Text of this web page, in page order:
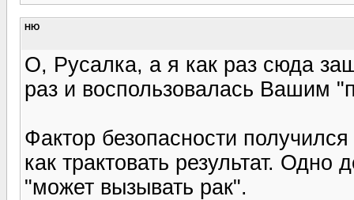
НЮ
О, Русалка, а я как раз сюда
раз и воспользовалась Вашим
Фактор безопасности
как трактовать результат.
"может вызывать рак".